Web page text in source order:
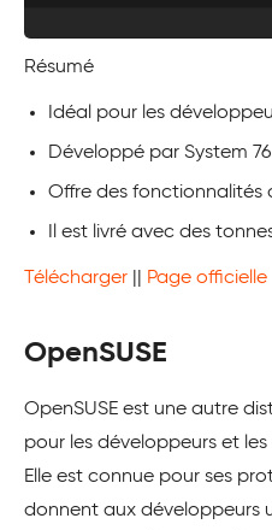
Résumé
Idéal pour les
Développé par System 76
Offre des fonctionnalités
Il est livré avec des
Télécharger Page officielle
OpenSUSE
OpenSUSE est une autre
pour les développeurs et
Elle est connue pour ses
donnent aux développeurs